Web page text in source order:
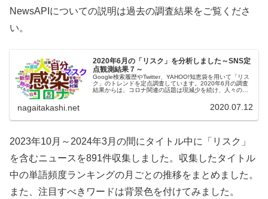
NewsAPIについての説明は過去の調査結果をご覧くださ
い。
2020年6月の「リスク」を分析しました～SNS定
点観測結果７～
Google検索履歴やTwitter、YAHOO!知恵袋を用いて「リス
ク」のトレンドを定点調査しています。2020年6月の調査
結果からは、コロナ関連の話題は現減少を続け、人々の意
動をとってもよいかどうかの判断基準については引き続き
高い情報ニーズがありますが、対応する情報提供がないま
nagaitakashi.net 2020.07.12
2023年10月～2024年3月の間にタイトル中に「リスク」
を含むニュースを891件収集しました。収集したタイトル
中の単語頻度ランキングの月ごとの推移をまとめました。
また、注目すべきワードは背景色を付けてみました。